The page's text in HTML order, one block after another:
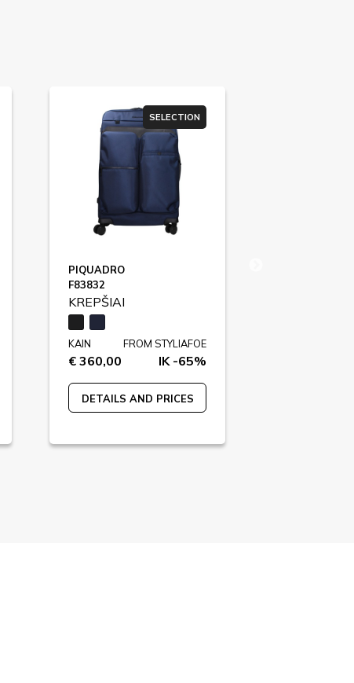
SELECTION
PIQUADRO
F83832
KREPŠIAI
KAIN
€ 360,00
FROM STYLIAFOE
IK -65%
DETAILS AND PRICES